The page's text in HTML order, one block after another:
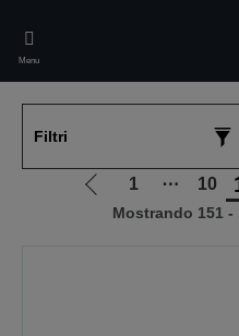
main
content
Menu
Filtri
Vai
alla
1 ⋯ 10
Mostrando 151 -